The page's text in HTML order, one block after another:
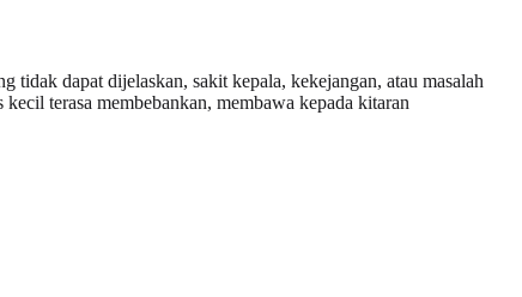
tidak dapat dijelaskan, sakit kepala, kekejangan, atau masalah
terasa membebankan, membawa kepada kitaran